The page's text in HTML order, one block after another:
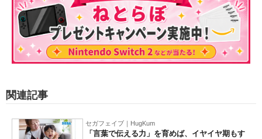
関連記事
セガフェイブ｜HugKum
「言葉で伝える力」を育めば、イヤイヤ期もす